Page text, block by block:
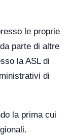
le proprie
parte di altre
la ASL di
di
la prima cui